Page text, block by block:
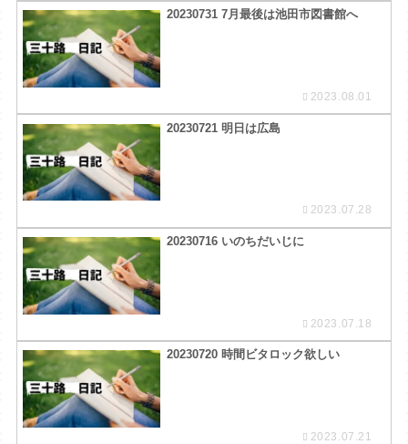
20230731 7月最後は池田市図書館へ
2023.08.01
20230721 明日は広島
2023.07.28
20230716 いのちだいじに
2023.07.18
20230720 時間ビタロック欲しい
2023.07.21